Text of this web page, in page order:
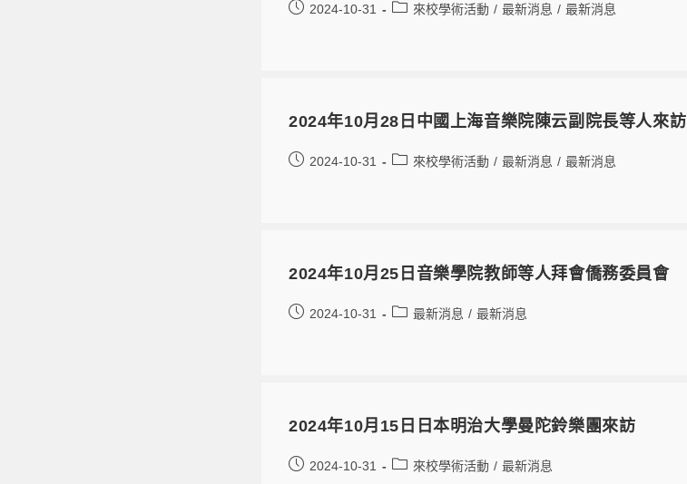
2024-10-31 來校學術活動 / 最新消息 / 最新消息
2024年10月28日中國上海音樂院陳云副院長等人來訪
2024-10-31 來校學術活動 / 最新消息 / 最新消息
2024年10月25日音樂學院教師等人拜會僑務委員會
2024-10-31 最新消息 / 最新消息
2024年10月15日日本明治大學曼陀鈴樂團來訪
2024-10-31 來校學術活動 / 最新消息